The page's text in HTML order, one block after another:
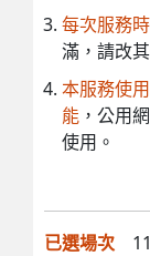
每次服務
滿，請改
本服務使
能 ，公用
使用。
已選場次